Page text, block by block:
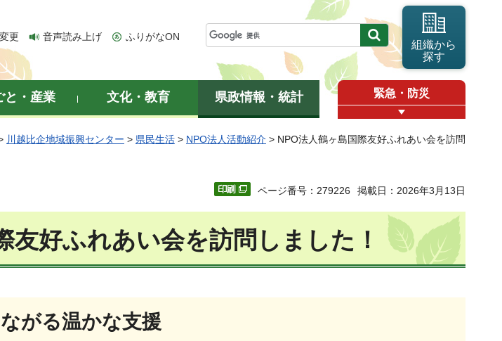
更 音声読み上げ ふりがなON
組織から
探す
と・産業 文化・教育 県政情報・統計 緊急・防災
川越比企地域振興センター > 県民生活 > NPO法人活動紹介 > NPO法人鶴ヶ島国際友好ふれあい会を訪問
ページ番号：279226 掲載日：2026年3月13日
友好ふれあい会を訪問しました！
がる温かな支援